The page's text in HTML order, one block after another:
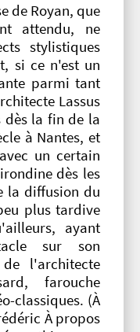
de Royan, que
attendu, ne
stylistiques
si ce n'est un
parmi tant
Lassus
dès la fin de la
à Nantes, et
un certain
dès les
la diffusion du
plus tardive
ayant
sur son
l'architecte
farouche
classiques. (À
À propos